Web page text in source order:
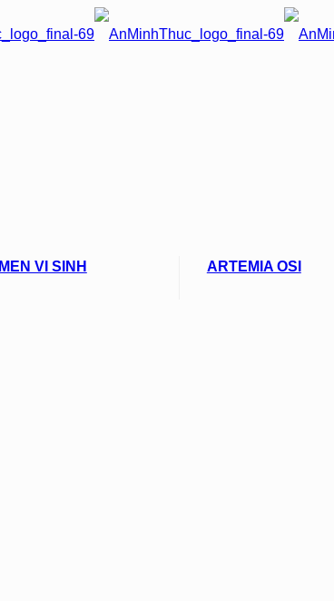
MEN VI SINH ARTEMIA OSI